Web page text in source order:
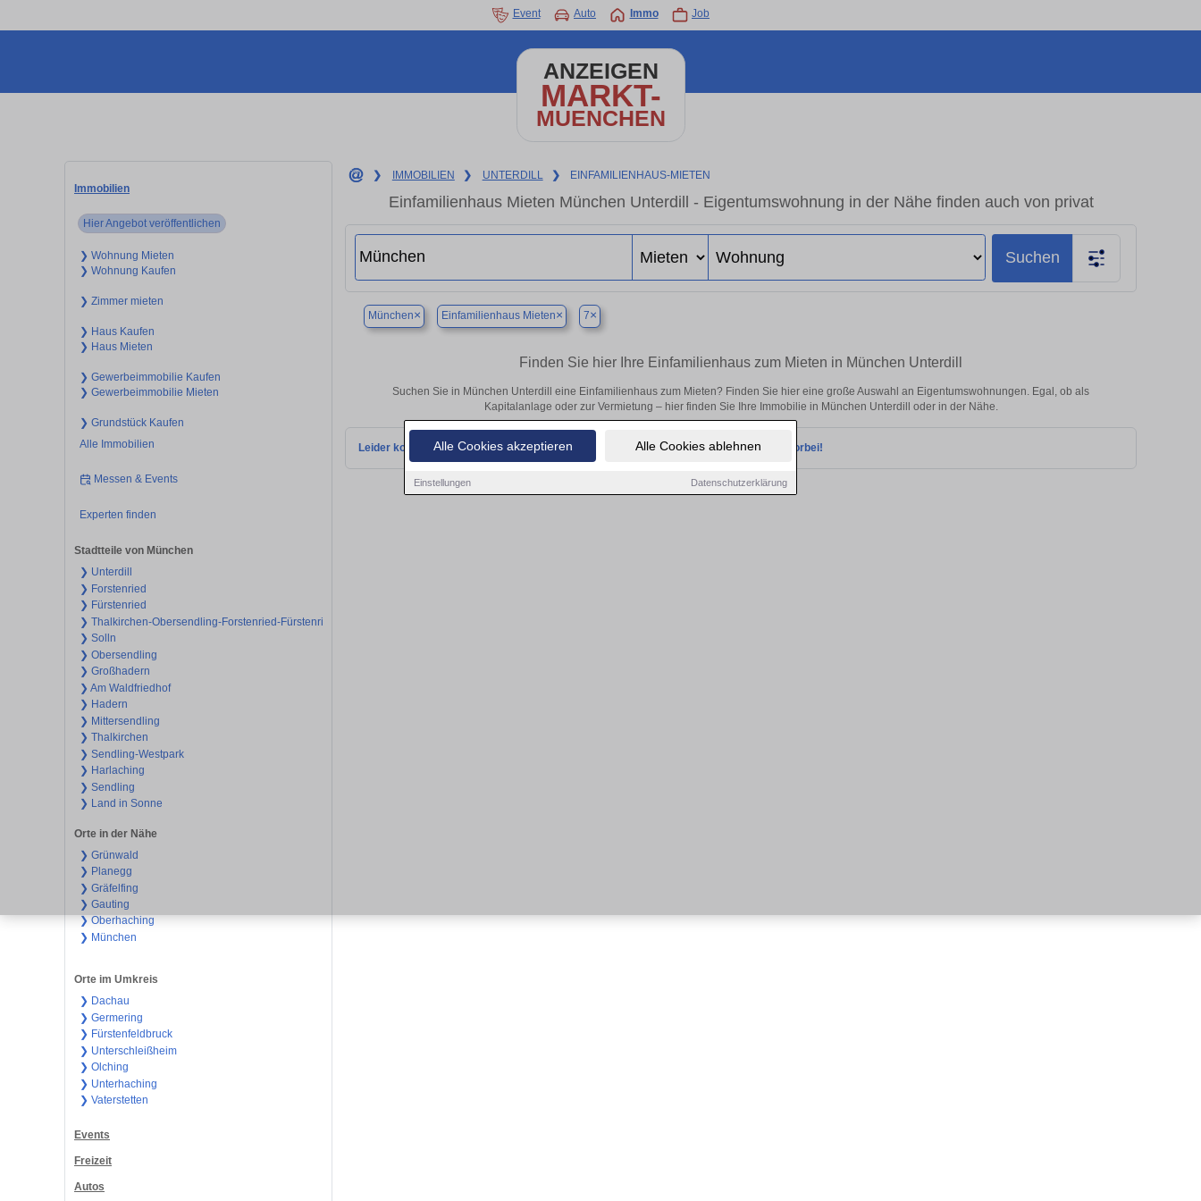
Alle Cookies akzeptieren Alle Cookies ablehnen
Einstellungen Datenschutzerklärung
Event Auto Immo Job
ANZEIGEN
MARKT-
MUENCHEN
Immobilien
Hier Angebot veröffentlichen
❯ Wohnung Mieten
❯ Wohnung Kaufen
❯ Zimmer mieten
❯ Haus Kaufen
❯ Haus Mieten
❯ Gewerbeimmobilie Kaufen
❯ Gewerbeimmobilie Mieten
❯ Grundstück Kaufen
Alle Immobilien
Messen & Events
Experten finden
Stadtteile von München
❯ Unterdill
❯ Forstenried
❯ Fürstenried
❯ Thalkirchen-Obersendling-Forstenried-Fürstenried-Solln
❯ Solln
❯ Obersendling
❯ Großhadern
❯ Am Waldfriedhof
❯ Hadern
❯ Mittersendling
❯ Thalkirchen
❯ Sendling-Westpark
❯ Harlaching
❯ Sendling
❯ Land in Sonne
Orte in der Nähe
❯ Grünwald
❯ Planegg
❯ Gräfelfing
❯ Gauting
❯ Oberhaching
❯ München
Orte im Umkreis
❯ Dachau
❯ Germering
❯ Fürstenfeldbruck
❯ Unterschleißheim
❯ Olching
❯ Unterhaching
❯ Vaterstetten
Events
Freizeit
Autos
❯ IMMOBILIEN ❯ UNTERDILL ❯ EINFAMILIENHAUS-MIETEN
Einfamilienhaus Mieten München Unterdill - Eigentumswohnung in der Nähe finden auch von privat
Suchen
München× Einfamilienhaus Mieten× 7×
Finden Sie hier Ihre Einfamilienhaus zum Mieten in München Unterdill
Suchen Sie in München Unterdill eine Einfamilienhaus zum Mieten? Finden Sie hier eine große Auswahl an Eigentumswohnungen. Egal, ob als
Kapitalanlage oder zur Vermietung – hier finden Sie Ihre Immobilie in München Unterdill oder in der Nähe.
Leider konnten wir derzeit keine passenden Objekte finden. Schauen Sie bald wieder vorbei!